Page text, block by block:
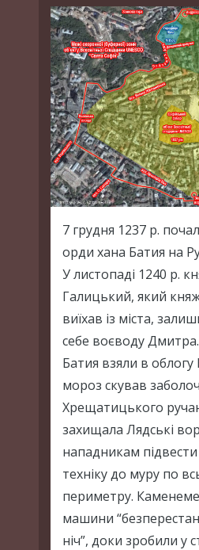
7 грудня 1237 р.
орди хана Батия на
У листопаді 1240 р.
Галицький, який
виїхав із міста,
себе воєводу
Батия взяли в облогу
мороз скував
Хрещатицького
захищала Лядські
нападникам підвести
техніку до муру по
периметру.
машини
ніч”, доки зробили у